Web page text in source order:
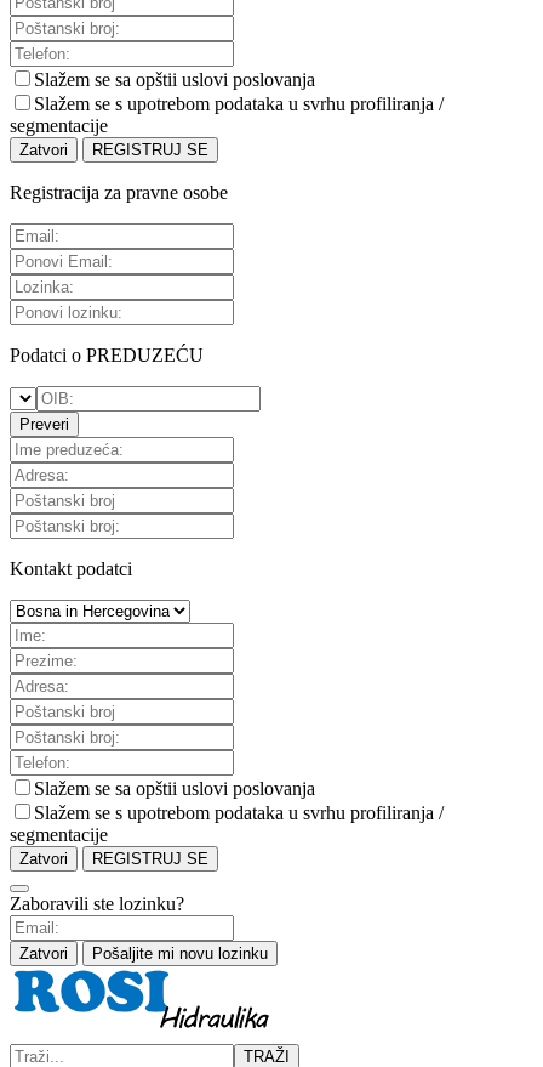
Slažem se sa opštii uslovi poslovanja
Slažem se s upotrebom podataka u svrhu profiliranja /
segmentacije
Zatvori REGISTRUJ SE
Registracija za pravne osobe
Podatci o PREDUZEĆU
Preveri
Kontakt podatci
Slažem se sa opštii uslovi poslovanja
Slažem se s upotrebom podataka u svrhu profiliranja /
segmentacije
Zatvori REGISTRUJ SE
Zaboravili ste lozinku?
Zatvori Pošaljite mi novu lozinku
TRAŽI